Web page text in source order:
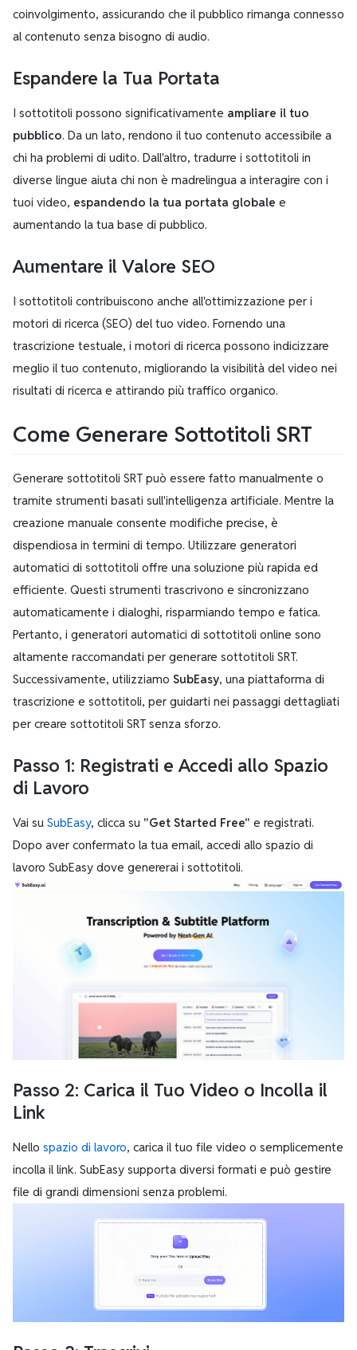
coinvolgimento, assicurando che il pubblico rimanga connesso
al contenuto senza bisogno di audio.
Espandere la Tua Portata
I sottotitoli possono significativamente ampliare il tuo
pubblico. Da un lato, rendono il tuo contenuto accessibile a
chi ha problemi di udito. Dall'altro, tradurre i sottotitoli in
diverse lingue aiuta chi non è madrelingua a interagire con i
tuoi video, espandendo la tua portata globale e
aumentando la tua base di pubblico.
Aumentare il Valore SEO
I sottotitoli contribuiscono anche all'ottimizzazione per i
motori di ricerca (SEO) del tuo video. Fornendo una
trascrizione testuale, i motori di ricerca possono indicizzare
meglio il tuo contenuto, migliorando la visibilità del video nei
risultati di ricerca e attirando più traffico organico.
Come Generare Sottotitoli SRT
Generare sottotitoli SRT può essere fatto manualmente o
tramite strumenti basati sull'intelligenza artificiale. Mentre la
creazione manuale consente modifiche precise, è
dispendiosa in termini di tempo. Utilizzare generatori
automatici di sottotitoli offre una soluzione più rapida ed
efficiente. Questi strumenti trascrivono e sincronizzano
automaticamente i dialoghi, risparmiando tempo e fatica.
Pertanto, i generatori automatici di sottotitoli online sono
altamente raccomandati per generare sottotitoli SRT.
Successivamente, utilizziamo SubEasy, una piattaforma di
trascrizione e sottotitoli, per guidarti nei passaggi dettagliati
per creare sottotitoli SRT senza sforzo.
Passo 1: Registrati e Accedi allo Spazio
di Lavoro
Vai su SubEasy, clicca su "Get Started Free" e registrati.
Dopo aver confermato la tua email, accedi allo spazio di
lavoro SubEasy dove genererai i sottotitoli.
Passo 2: Carica il Tuo Video o Incolla il
Link
Nello spazio di lavoro, carica il tuo file video o semplicemente
incolla il link. SubEasy supporta diversi formati e può gestire
file di grandi dimensioni senza problemi.